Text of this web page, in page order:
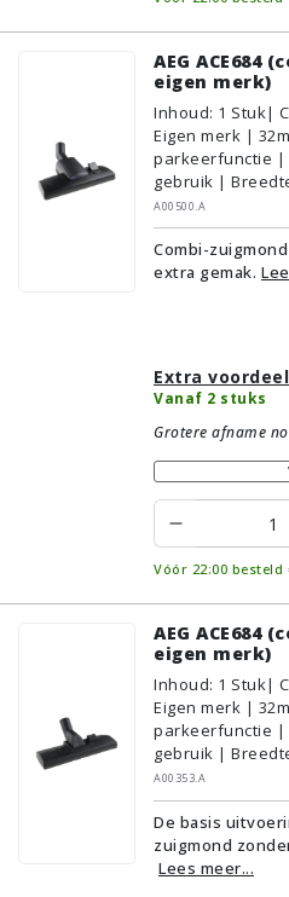
AEG ACE684
eigen merk)
Inhoud: 1 Stuk|
Eigen merk |
parkeerfunctie |
gebruik |
Zonder
Geschikt voor
Parket/Laminaat,
Tapijt/
A00500.A
Combi-
extra gemak.
Extra voordeel
Vanaf 2 stuks
Grotere afname
Vóór 22:00
AEG ACE684
eigen merk)
Inhoud: 1 Stuk|
Eigen merk |
parkeerfunctie |
gebruik |
Zonder
Geschikt voor
Parket/
Tapijt/
A00353.A
De basis
zuigmond
Lees meer...